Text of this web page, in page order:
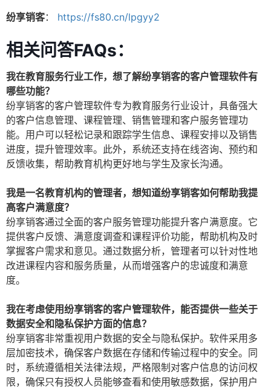
纷享销客： https://fs80.cn/lpgyy2
相关问答FAQs：
我在教育服务行业工作，想了解纷享销客的客户管理软件有
哪些功能？
纷享销客的客户管理软件专为教育服务行业设计，具备强大
的客户信息管理、课程管理、销售管理和客户服务管理功
能。用户可以轻松记录和跟踪学生信息、课程安排以及销售
进度，提升管理效率。此外，系统还支持在线咨询、预约和
反馈收集，帮助教育机构更好地与学生及家长沟通。
我是一名教育机构的管理者，想知道纷享销客如何帮助我提
高客户满意度？
纷享销客通过全面的客户服务管理功能提升客户满意度。它
提供客户反馈、满意度调查和课程评价功能，帮助机构及时
掌握客户需求和意见。通过数据分析，管理者可以针对性地
改进课程内容和服务质量，从而增强客户的忠诚度和满意
度。
我在考虑使用纷享销客的客户管理软件，能否提供一些关于
数据安全和隐私保护方面的信息？
纷享销客非常重视用户数据的安全与隐私保护。软件采用多
层加密技术，确保客户数据在存储和传输过程中的安全。同
时，系统遵循相关法律法规，严格限制对客户信息的访问权
限，确保只有授权人员能够查看和使用敏感数据，保护用户